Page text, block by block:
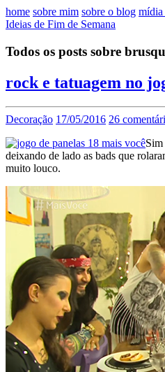
home sobre mim sobre o blog
Ideias de Fim de Semana
Todos os posts sobre
rock e tatuagem no
Decoração 17/05/2016 26
deixando de lado as bads que
muito louco.